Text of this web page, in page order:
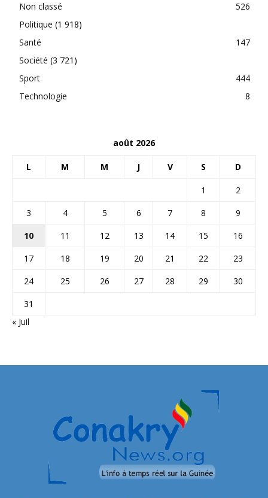
Non classé
526
Politique (1 918)
Santé
147
Société (3 721)
Sport
444
Technologie
8
août 2026
L M M J V S D
1
2
3
4 5 6 7 8
9
10
11 12 13 14 15
16
17
18 19 20 21 22
23
24
25 26 27 28 29
30
31
« Juil